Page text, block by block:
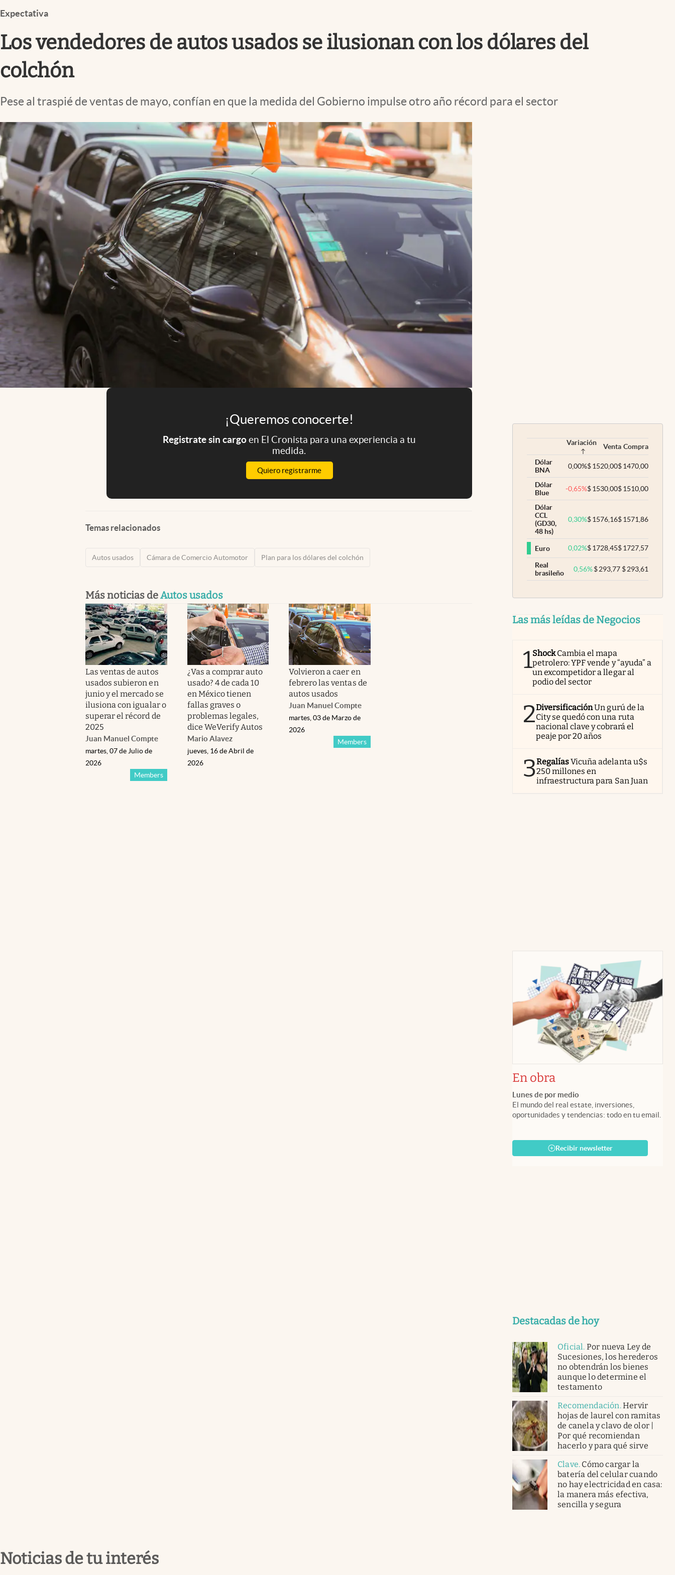
Clima
Mundial 2026
El Cronista Studio
abre en nueva pestaña
Expectativa
Los vendedores de autos usados se ilusionan con los dólares del
colchón
Pese al traspié de ventas de mayo, confían en que la medida del Gobierno impulse otro año récord para el sector
¡Queremos conocerte!
Registrate sin cargoen El Cronista para una experiencia a tu
medida.
Quiero registrarme
Temas relacionados
Autos usados Cámara de Comercio Automotor Plan para los dólares del colchón
Más noticias deAutos usados
Las ventas de autos
usados subieron en
junio y el mercado se
ilusiona con igualar o
superar el récord de
2025
Juan Manuel Compte
Members
martes, 07 de Julio de
2026
¿Vas a comprar auto
usado? 4 de cada 10
en México tienen
fallas graves o
problemas legales,
dice WeVerify Autos
Mario Alavez
jueves, 16 de Abril de
2026
Volvieron a caer en
febrero las ventas de
autos usados
Juan Manuel Compte
Members
martes, 03 de Marzo de
2026
Variación Venta Compra
Dólar
BNA
0,00%$1520,00$1470,00
Dólar
Blue
-0,65%$1530,00$1510,00
Dólar
CCL
(GD30,
48 hs)
0,30%$1576,16$1571,86
Euro 0,02%$1728,45$1727,57
Real
brasileño
0,56% $293,77 $293,61
Las más leídas de Negocios
1Shock Cambia el mapa
petrolero: YPF vende y “ayuda” a
un excompetidor a llegar al
podio del sector
2DiversificaciónUn gurú de la
City se quedó con una ruta
nacional clave y cobrará el
peaje por 20 años
3RegalíasVicuña adelanta u$s
250 millones en
infraestructura para San Juan
En obra
Lunes de por medio
El mundo del real estate, inversiones,
oportunidades y tendencias: todo en tu email.
Recibir newsletter
Destacadas de hoy
Oficial. Por nueva Ley de
Sucesiones, los herederos
no obtendrán los bienes
aunque lo determine el
testamento
Recomendación.Hervir
hojas de laurel con ramitas
de canela y clavo de olor |
Por qué recomiendan
hacerlo y para qué sirve
Clave. Cómo cargar la
batería del celular cuando
no hay electricidad en casa:
la manera más efectiva,
sencilla y segura
Noticias de tu interés